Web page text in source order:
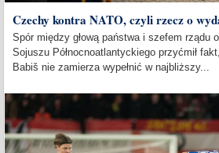
Czechy kontra NATO, czyli rzecz o
Spór między głową państwa i szefem rządu
Sojuszu Północnoatlantyckiego przyćmił
Babiš nie zamierza wypełnić w najbliższy...